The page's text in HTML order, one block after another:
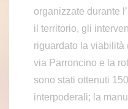
organizzate durante
il territorio, gli
riguardato la viabilità
via Parroncino e la
sono stati ottenuti
interpoderali; la